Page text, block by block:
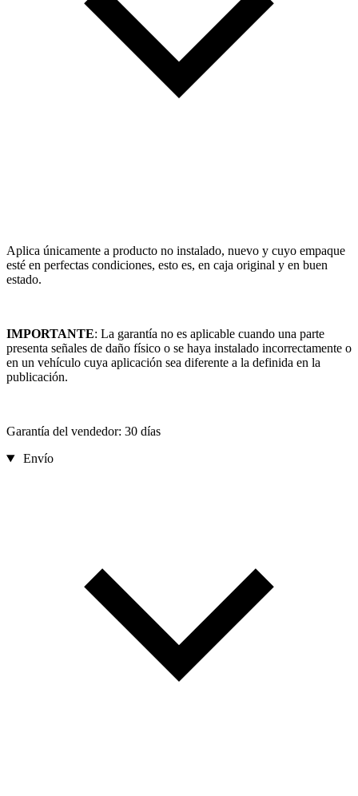
Aplica únicamente a producto no instalado, nuevo y cuyo empaque
esté en perfectas condiciones, esto es, en caja original y en buen
estado.
IMPORTANTE: La garantía no es aplicable cuando una parte
presenta señales de daño físico o se haya instalado incorrectamente o
en un vehículo cuya aplicación sea diferente a la definida en la
publicación.
Garantía del vendedor: 30 días
Envío